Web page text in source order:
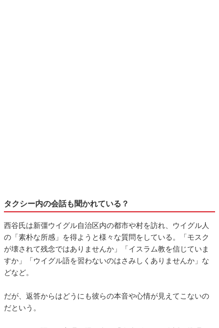
タクシー内の会話も聞かれている？
西谷氏は新彊ウイグル自治区内の都市や村を訪れ、ウイグル人
の「素朴な所感」を得ようと様々な質問をしている。「モスク
が壊されて残念ではありませんか」「イスラム教を信じていま
すか」「ウイグル語を習わないのはさみしくありませんか」な
どなど。
だが、返答からはどうにも彼らの本音や心情が見えてこないの
だという。